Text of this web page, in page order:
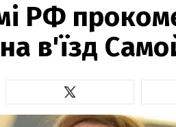
РФ
в'їзд